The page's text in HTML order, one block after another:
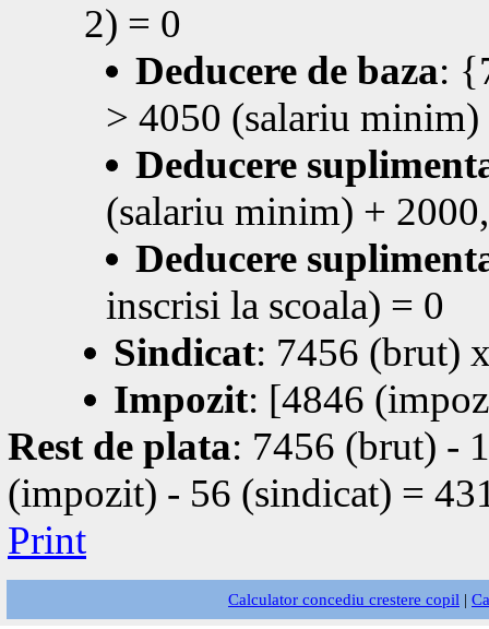
2) = 0
Deducere de baza:
> 4050 (salariu
Deducere
(salariu minim) +
Deducere
inscrisi la scoala) = 0
Sindicat: 7456 (brut)
Impozit: [4846
Rest de plata: 7456 (brut) -
(impozit) - 56 (sindicat) =
Print
Calculator concediu crestere copil |